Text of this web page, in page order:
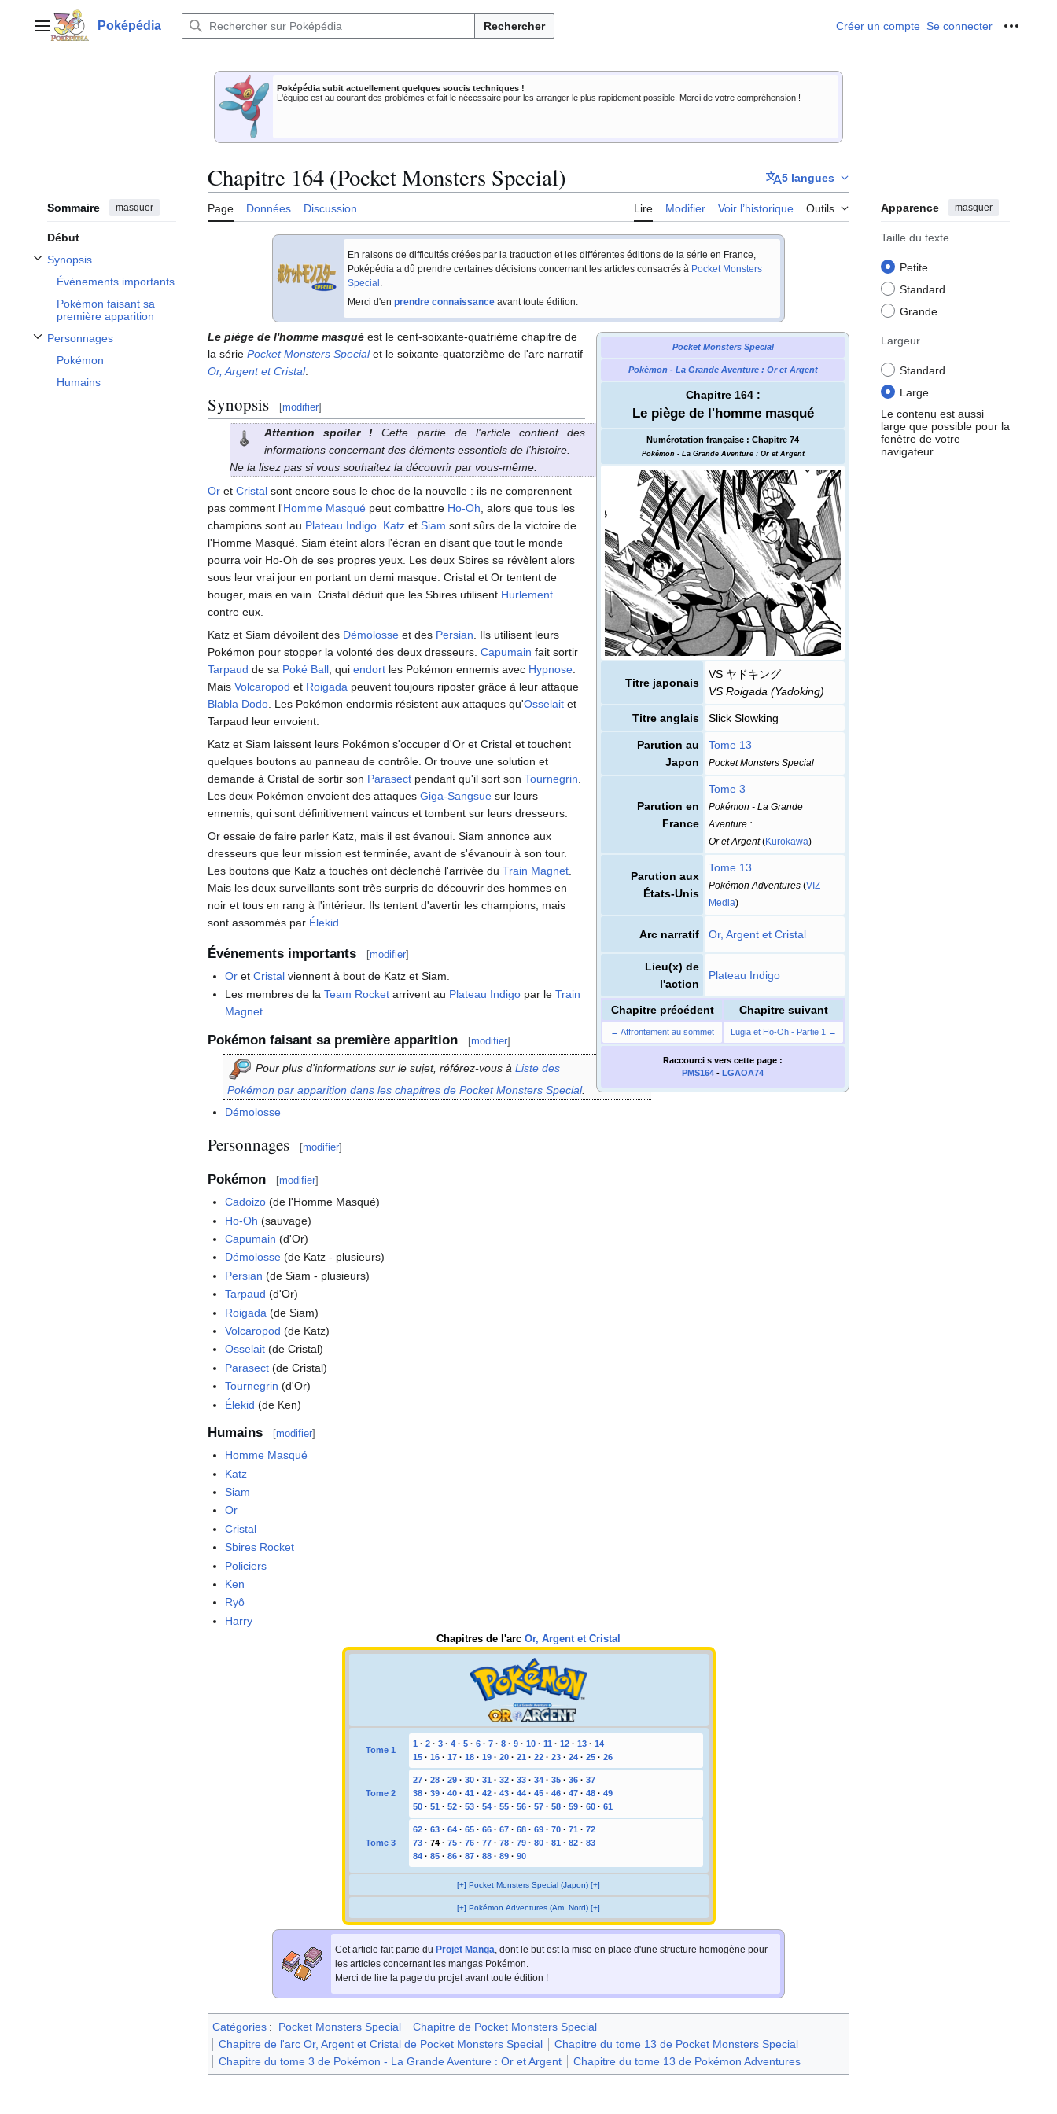
contenuMenu principalPoképédia Rechercher Créer un compte Se connecter Outils
Poképédia subit actuellement quelques soucis techniques !
L'équipe est au courant des problèmes et fait le nécessaire pour les arranger le plus rapidement possible. Merci de votre compréhension !
Sommaire masquer
Début
Synopsis
Afficher / masquer la sous-section Synopsis
Événements importants
Pokémon faisant sa
première apparition
Personnages
Afficher / masquer la sous-section Personnages
Pokémon
Humains
Chapitre 164 (Pocket Monsters Special) 5 langues
Page Données Discussion Lire Modifier Voir l’historique Outils Apparence masquer
Taille du texte
Petite
Standard
Grande
Largeur
Standard
Large
Le contenu est aussi
large que possible pour la
fenêtre de votre
navigateur.
En raisons de difficultés créées par la traduction et les différentes éditions de la série en France,
Poképédia a dû prendre certaines décisions concernant les articles consacrés à Pocket Monsters
Special .
Merci d'en prendre connaissanceavant toute édition.
Pocket Monsters Special
Pokémon - La Grande Aventure : Or et Argent
Chapitre 164 :
Le piège de l'homme masqué
Numérotation française : Chapitre 74
Pokémon - La Grande Aventure : Or et Argent
Titre japonais
VS ヤドキング
VS Roigada (Yadoking)
Titre anglais Slick Slowking
Parution au
Japon
Tome 13
Pocket Monsters Special
Parution en
France
Tome 3
Pokémon - La Grande
Aventure :
Or et Argent(Kurokawa)
Parution aux
États-Unis
Tome 13
Pokémon Adventures (VIZ
Media)
Arc narratif Or, Argent et Cristal
Lieu(x) de
l'action
Plateau Indigo
Chapitre précédent Chapitre suivant
← Affrontement au sommet Lugia et Ho-Oh - Partie 1 →
Raccourci s vers cette page :
PMS164 - LGAOA74
Le piège de l'homme masqué est le cent-soixante-quatrième chapitre de
la série Pocket Monsters Specialet le soixante-quatorzième de l'arc narratif
Or, Argent et Cristal.
Synopsis [modifier]
Attention spoiler ! Cette partie de l'article contient des
informations concernant des éléments essentiels de l'histoire.
Ne la lisez pas si vous souhaitez la découvrir par vous-même.
Or et Cristal sont encore sous le choc de la nouvelle : ils ne comprennent
pas comment l'Homme Masqué peut combattre Ho-Oh , alors que tous les
champions sont au Plateau Indigo Katz et Siam sont sûrs de la victoire de
l'Homme Masqué. Siam éteint alors l'écran en disant que tout le monde
pourra voir Ho-Oh de ses propres yeux. Les deux Sbires se révèlent alors
sous leur vrai jour en portant un demi masque. Cristal et Or tentent de
bouger, mais en vain. Cristal déduit que les Sbires utilisent Hurlement
contre eux.
Katz et Siam dévoilent des Démolosse et des Persian . Ils utilisent leurs
Pokémon pour stopper la volonté des deux dresseurs. Capumain fait sortir
Tarpaud de sa Poké Ball , qui endort les Pokémon ennemis avec Hypnose
Mais Volcaropod et Roigada peuvent toujours riposter grâce à leur attaque
Blabla Dodo . Les Pokémon endormis résistent aux attaques qu'Osselait et
Tarpaud leur envoient.
Katz et Siam laissent leurs Pokémon s'occuper d'Or et Cristal et touchent
quelques boutons au panneau de contrôle. Or trouve une solution et
demande à Cristal de sortir son Parasect pendant qu'il sort son Tournegrin
Les deux Pokémon envoient des attaques Giga-Sangsue sur leurs
ennemis, qui sont définitivement vaincus et tombent sur leurs dresseurs.
Or essaie de faire parler Katz, mais il est évanoui. Siam annonce aux
dresseurs que leur mission est terminée, avant de s'évanouir à son tour.
Les boutons que Katz a touchés ont déclenché l'arrivée du Train Magnet
Mais les deux surveillants sont très surpris de découvrir des hommes en
noir et tous en rang à l'intérieur. Ils tentent d'avertir les champions, mais
sont assommés par Élekid
Événements importants [modifier]
Or etCristal viennent à bout de Katz et Siam.
Les membres de laTeam Rocket arrivent au Plateau Indigo par leTrain
Magnet
Pokémon faisant sa première apparition [modifier]
Pour plus d'informations sur le sujet, référez-vous à Liste des
Pokémon par apparition dans les chapitres de Pocket Monsters Special.
Démolosse
Personnages [modifier]
Pokémon [modifier]
Cadoizo (de l'Homme Masqué)
Ho-Oh (sauvage)
Capumain (d'Or)
Démolosse (de Katz - plusieurs)
Persian (de Siam - plusieurs)
Tarpaud (d'Or)
Roigada (de Siam)
Volcaropod (de Katz)
Osselait (de Cristal)
Parasect (de Cristal)
Tournegrin (d'Or)
Élekid (de Ken)
Humains [modifier]
Homme Masqué
Katz
Siam
Or
Cristal
Sbires Rocket
Policiers
Ken
Ryô
Harry
Chapitres de l'arc Or, Argent et Cristal
Tome 1
1 · 2 · 3 · 4 · 5 · 6 · 7 · 8 · 9 · 10 · 11 · 12 · 13 · 14
15 · 16 · 17 · 18 · 19 · 20 · 21 · 22 · 23 · 24 · 25 · 26
Tome 2
27 · 28 · 29 · 30 · 31 · 32 · 33 · 34 · 35 · 36 · 37
38 · 39 · 40 · 41 · 42 · 43 · 44 · 45 · 46 · 47 · 48 · 49
50 · 51 · 52 · 53 · 54 · 55 · 56 · 57 · 58 · 59 · 60 · 61
Tome 3
62 · 63 · 64 · 65 · 66 · 67 · 68 · 69 · 70 · 71 · 72
73 · 74 · 75 · 76 · 77 · 78 · 79 · 80 · 81 · 82 · 83
84 · 85 · 86 · 87 · 88 · 89 · 90
[+] Pocket Monsters Special (Japon) [+]
[+] Pokémon Adventures (Am. Nord) [+]
Cet article fait partie du Projet Manga, dont le but est la mise en place d'une structure homogène pour
les articles concernant les mangas Pokémon.
Merci de lire la page du projet avant toute édition !
Catégories : Pocket Monsters Special
Chapitre de Pocket Monsters Special
Chapitre de l'arc Or, Argent et Cristal de Pocket Monsters Special
Chapitre du tome 13 de Pocket Monsters Special
Chapitre du tome 3 de Pokémon - La Grande Aventure : Or et Argent
Chapitre du tome 13 de Pokémon Adventures